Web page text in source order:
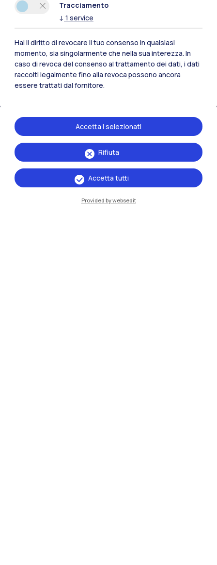
Polimi Community
Tutti i siti dell’ecosistema
Tracciamento
↓ 1 service
Hai il diritto di revocare il tuo consenso in qualsiasi
momento, sia singolarmente che nella sua interezza. In
caso di revoca del consenso al trattamento dei dati, i dati
raccolti legalmente fino alla revoca possono ancora
essere trattati dal fornitore.
Rifiuta
Accetta i selezionati
Accetta tutti
Provided by websedit